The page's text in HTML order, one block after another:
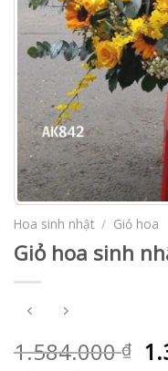
Hoa sinh nhật / Giỏ hoa
Giỏ hoa sinh
1.584.000₫